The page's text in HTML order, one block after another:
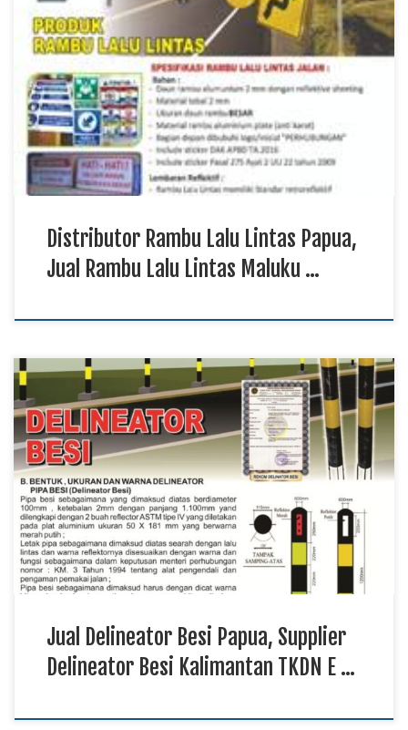
Distributor Rambu Lalu Lintas Papua, Jual Rambu Lalu Lintas
Maluku Utara, Pabrik Rambu Lalu Lintas Kalimantan TKDN E
Katalog Rambu lalu lintas berfungsi sebagai media
penyampaian informasi yang membantu pengguna jalan
memahami petunjuk, larangan, peringatan, dan aturan pada
suatu area. Distributor rambu lalu lintas menyediakan berbagai
kebutuhan perlengkapan jalan untuk […]
Distributor Rambu Lalu Lintas Papua,
Jual Rambu Lalu Lintas Maluku …
Jual Delineator Besi Papua, Supplier Delineator Besi
Kalimantan TKDN E Katalog, Harga Delineator Besi Sulawesi
Delineator besi digunakan sebagai perlengkapan pendukung
keselamatan jalan yang membantu memberikan panduan visual
bagi pengendara pada berbagai kondisi jalur. Konstruksi yang
kuat dan material yang sesuai menjadi faktor penting agar
produk dapat digunakan di lingkungan […]
Jual Delineator Besi Papua, Supplier
Delineator Besi Kalimantan TKDN E …